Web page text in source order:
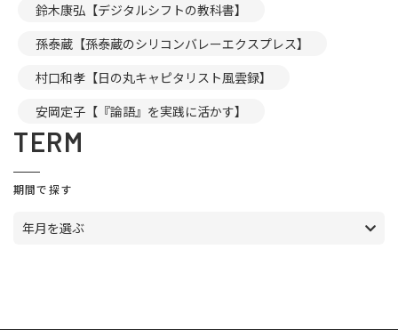
鈴木康弘【デジタルシフトの教科書】
孫泰蔵【孫泰蔵のシリコンバレーエクスプレス】
村口和孝【日の丸キャピタリスト風雲録】
安岡定子【『論語』を実践に活かす】
TERM
期間で探す
年月を選ぶ